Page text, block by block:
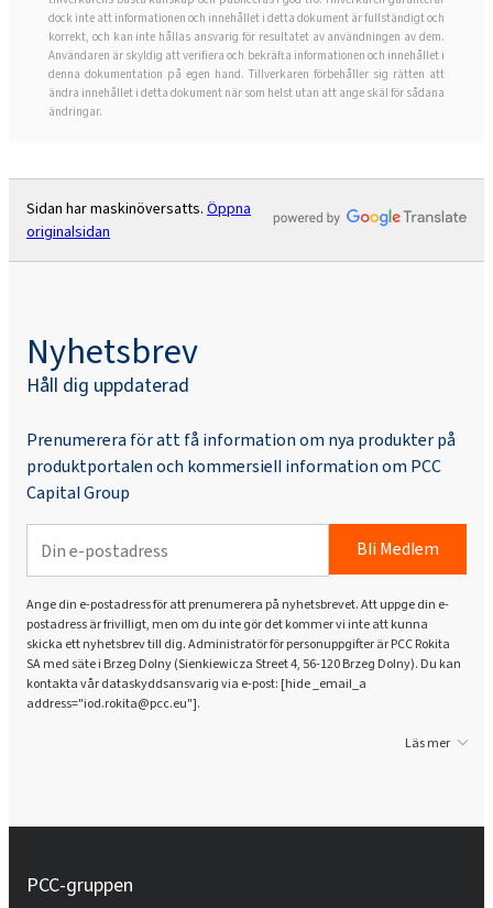
dock inte att informationen och innehållet i detta dokument är fullständigt och
korrekt, och kan inte hållas ansvarig för resultatet av användningen av dem.
Användaren är skyldig att verifiera och bekräfta informationen och innehållet i
denna dokumentation på egen hand. Tillverkaren förbehåller sig rätten att
ändra innehållet i detta dokument när som helst utan att ange skäl för sådana
ändringar.
Sidan har maskinöversatts. Öppna
originalsidan
Nyhetsbrev
Håll dig uppdaterad
Prenumerera för att få information om nya produkter på
produktportalen och kommersiell information om PCC
Capital Group
Bli Medlem
Ange din e-postadress för att prenumerera på nyhetsbrevet. Att uppge din e-
postadress är frivilligt, men om du inte gör det kommer vi inte att kunna
skicka ett nyhetsbrev till dig. Administratör för personuppgifter är PCC Rokita
SA med säte i Brzeg Dolny (Sienkiewicza Street 4, 56-120 Brzeg Dolny). Du kan
kontakta vår dataskyddsansvarig via e-post: [hide _email_a
address="iod.rokita@pcc.eu"].
Läs mer
PCC-gruppen